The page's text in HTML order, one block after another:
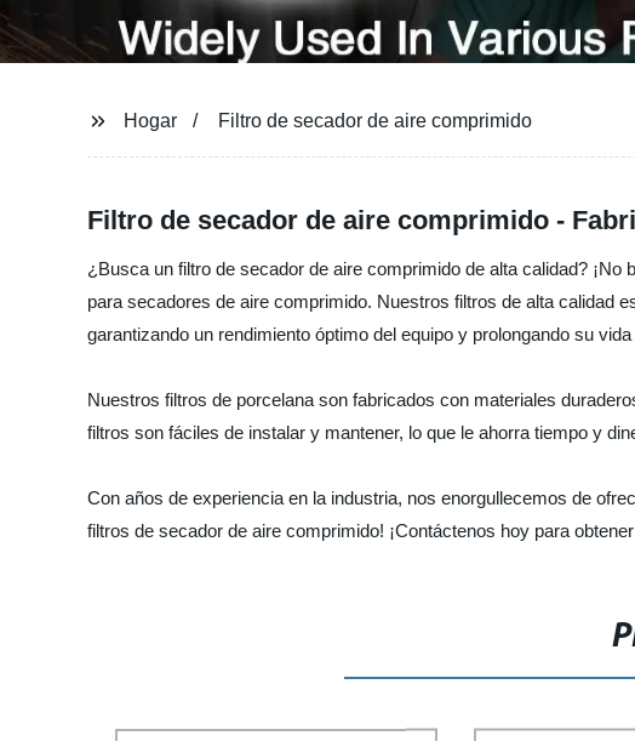
Hogar Filtro de secador de aire comprimido
Filtro de secador de aire comprimido -
¿Busca un filtro de secador de aire comprimido de alta calidad?
para secadores de aire comprimido. Nuestros filtros de alta calidad
garantizando un rendimiento óptimo del equipo y prolongando su vida
Nuestros filtros de porcelana son fabricados con materiales
filtros son fáciles de instalar y mantener, lo que le ahorra tiempo y
Con años de experiencia en la industria, nos enorgullecemos de
filtros de secador de aire comprimido! ¡Contáctenos hoy para